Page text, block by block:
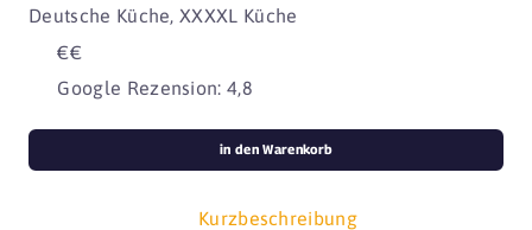
Deutsche Küche, XXXXL Küche
€€
Google Rezension: 4,8
Kurzbeschreibung
in den Warenkorb